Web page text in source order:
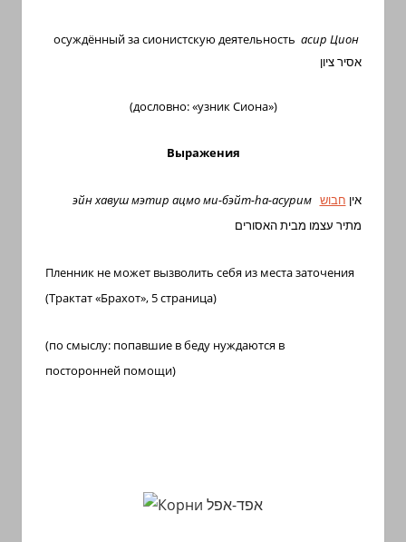
осуждённый за сионистскую деятельность асир Цион
אסיר ציון
(дословно: «узник Сиона»)
Выражения
эйн хавуш мэтир ацмо ми-бэйт-hа-асурим אין חבוש
מתיר עצמו מבית האסורים
Пленник не может вызволить себя из места заточения
(Трактат «Брахот», 5 страница)
(по смыслу: попавшие в беду нуждаются в
посторонней помощи)